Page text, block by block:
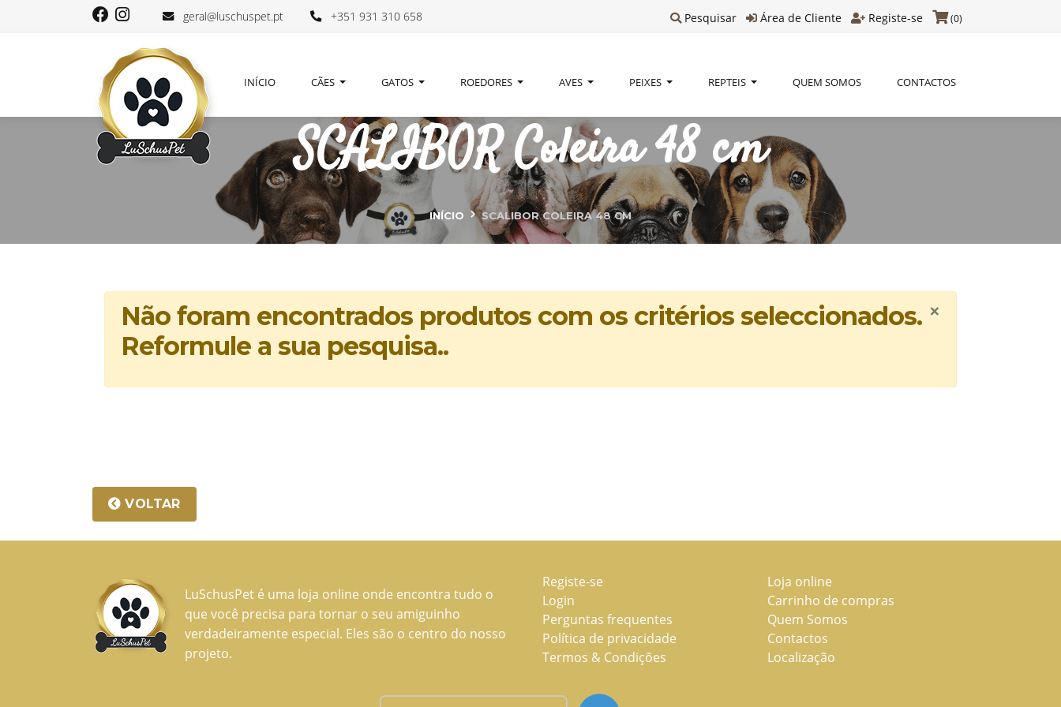
geral@luschuspet.pt +351 931 310 658 Pesquisar Área de Cliente Registe-se (0)
INÍCIO CÃES GATOS ROEDORES AVES PEIXES REPTEIS QUEM SOMOS CONTACTOS
SCALIBOR Coleira 48 cm
INÍCIO SCALIBOR COLEIRA 48 CM
×
Não foram encontrados produtos com os critérios seleccionados.
Reformule a sua pesquisa..
VOLTAR
LuSchusPet é uma loja online onde encontra tudo o
que você precisa para tornar o seu amiguinho
verdadeiramente especial. Eles são o centro do nosso
projeto.
Registe-se
Login
Perguntas frequentes
Política de privacidade
Termos & Condições
Loja online
Carrinho de compras
Quem Somos
Contactos
Localização